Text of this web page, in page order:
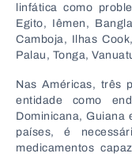
linfática como
Egito, Iêmen,
Camboja, Ilhas
Palau, Tonga,
Nas Américas, três
entidade como
Dominicana, Guiana
países, é
medicamentos